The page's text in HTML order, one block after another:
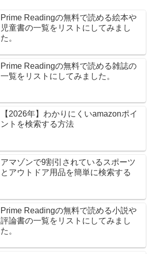
Prime Readingの無料で読める絵本や
児童書の一覧をリストにしてみまし
た。
Prime Readingの無料で読める雑誌の
一覧をリストにしてみました。
【2026年】わかりにくいamazonポイ
ントを検索する方法
アマゾンで9割引されているスポーツ
とアウトドア用品を簡単に検索する
Prime Readingの無料で読める小説や
評論書の一覧をリストにしてみまし
た。